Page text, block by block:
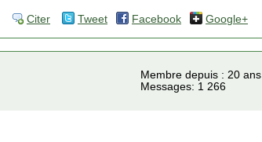
Citer Tweet Facebook Google+
Membre depuis : 20 ans
Messages: 1 266